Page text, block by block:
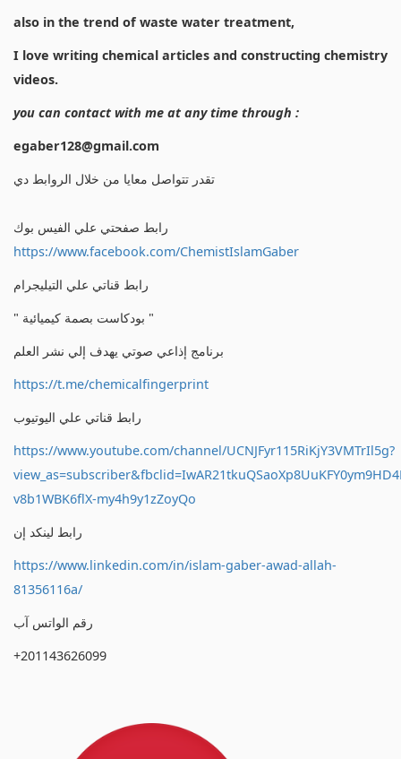
also in the trend of waste water treatment,
I love writing chemical articles and constructing chemistry
videos.
you can contact with me at any time through :
egaber128@gmail.com
تقدر تتواصل معايا من خلال الروابط دي
رابط صفحتي علي الفيس بوك
https://www.facebook.com/ChemistIslamGaber
رابط قناتي علي التيليجرام
" بودكاست بصمة كيميائية "
برنامج إذاعي صوتي يهدف إلي نشر العلم
https://t.me/chemicalfingerprint
رابط قناتي علي اليوتيوب
https://www.youtube.com/channel/UCNJFyr115RiKjY3VMTrIl5g?
v8b1WBK6flX-my4h9y1zZoyQo
رابط لينكد إن
https://www.linkedin.com/in/islam-gaber-awad-allah-
81356116a/
رقم الواتس آب
+201143626099